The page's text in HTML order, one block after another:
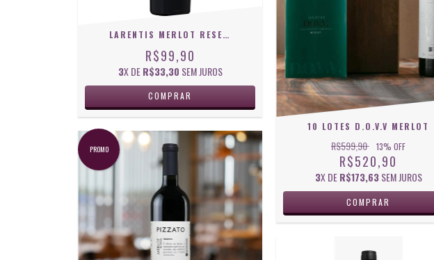
LARENTIS MERLOT RESERVA 750 ML
R$99,90
3X DER$33,30 SEM JUROS
10 LOTES D.O.V.V MERLOT
R$599,90 13% OFF
R$520,90
3X DER$173,63SEM JUROS
PROMO